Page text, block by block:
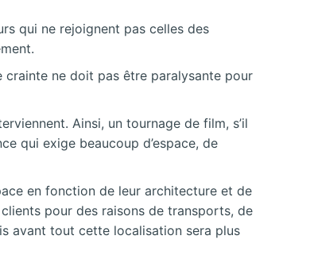
qui ne rejoignent pas celles des
ne doit pas être paralysante pour
Ainsi, un tournage de film, s’il
qui exige beaucoup d’espace, de
en fonction de leur architecture et de
pour des raisons de transports, de
avant tout cette localisation sera plus